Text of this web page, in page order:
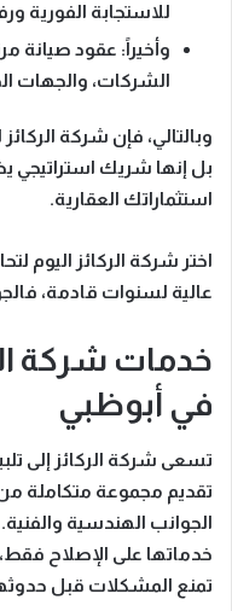
للاستجابة الفورية
وأخيراً: عقود صيانة
الشركات، والجهات
وبالتالي، فإن شركة
بل إنها شريك استراتيجي
استثماراتك العقارية.
اختر شركة الركائز اليوم
عالية لسنوات قادمة،
خدمات شركة
في أبوظبي
تسعى شركة الركائز إلى
تقديم مجموعة متكاملة
الجوانب الهندسية والفنية.
خدماتها على الإصلاح
تمنع المشكلات قبل